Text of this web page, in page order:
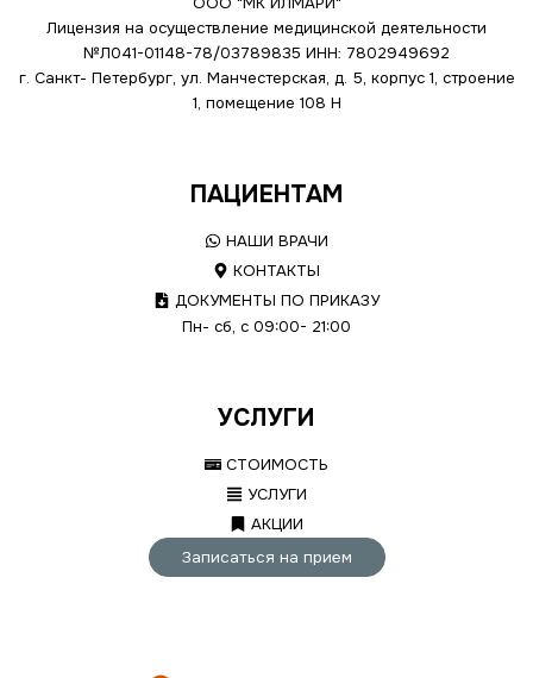
Лицензия на осуществление медицинской деятельности
№Л041-01148-78/03789835 ИНН: 7802949692
г. Санкт- Петербург, ул. Манчестерская, д. 5, корпус 1, строение
1, помещение 108 Н
ПАЦИЕНТАМ
НАШИ ВРАЧИ
КОНТАКТЫ
ДОКУМЕНТЫ ПО ПРИКАЗУ
Пн- сб, с 09:00- 21:00
УСЛУГИ
СТОИМОСТЬ
УСЛУГИ
АКЦИИ
Записаться на прием